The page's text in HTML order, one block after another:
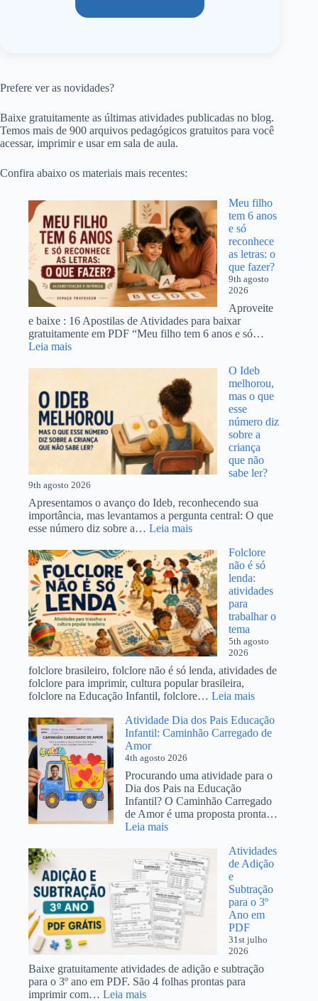
Prefere ver as novidades?
Baixe gratuitamente as últimas atividades publicadas no blog.
Temos mais de 900 arquivos pedagógicos gratuitos para você
acessar, imprimir e usar em sala de aula.
Confira abaixo os materiais mais recentes:
Meu filho
tem 6 anos
e só
reconhece
as letras: o
que fazer?
9th agosto
2026
Aproveite
e baixe : 16 Apostilas de Atividades para baixar
gratuitamente em PDF “Meu filho tem 6 anos e só…
Leia mais:
filho
6
anos
e
só
reconhece
letras:
o
que
fazer?
O Ideb
melhorou,
mas o que
esse
número diz
sobre a
criança
que não
sabe ler?
9th agosto 2026
Apresentamos o avanço do Ideb, reconhecendo sua
importância, mas levantamos a pergunta central: O que
esse número diz sobre a… Leia mais:
Ideb
melhorou,
mas
o
que
esse
número
diz
sobre
a
criança
que
sabe
ler?
Folclore
não é só
lenda:
atividades
para
trabalhar o
tema
5th agosto
2026
folclore brasileiro, folclore não é só lenda, atividades de
folclore para imprimir, cultura popular brasileira,
folclore na Educação Infantil, folclore… Leia mais:
não
é
atividades
trabalhar
o
Atividade Dia dos Pais Educação
Infantil: Caminhão Carregado de
Amor
4th agosto 2026
Procurando uma atividade para o
Dia dos Pais na Educação
Infantil? O Caminhão Carregado
de Amor é uma proposta pronta…
Leia mais:
Dia
dos
Pais
Educação
Infantil:
Caminhão
Carregado
de
Amor
Atividades
de Adição
e
Subtração
para o 3º
Ano em
PDF
31st julho
2026
Baixe gratuitamente atividades de adição e subtração
para o 3º ano em PDF. São 4 folhas prontas para
imprimir com… Leia mais: